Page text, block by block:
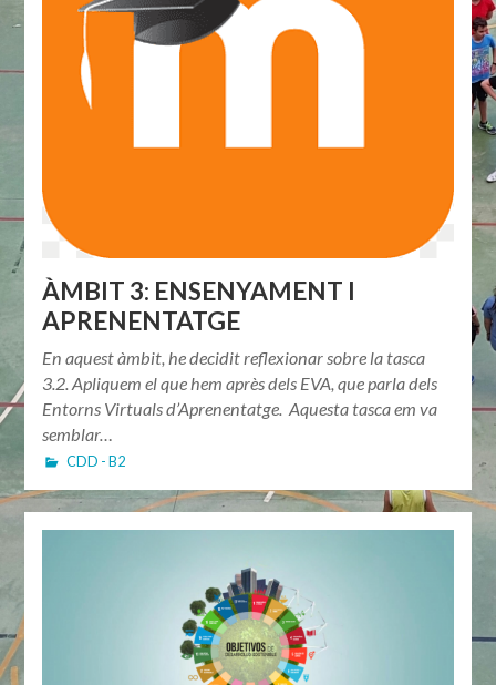
ÀMBIT 3: ENSENYAMENT I
APRENENTATGE
En aquest àmbit, he decidit reflexionar sobre la tasca
3.2. Apliquem el que hem après dels EVA, que parla dels
Entorns Virtuals d’Aprenentatge. Aquesta tasca em va
semblar…
CDD - B2